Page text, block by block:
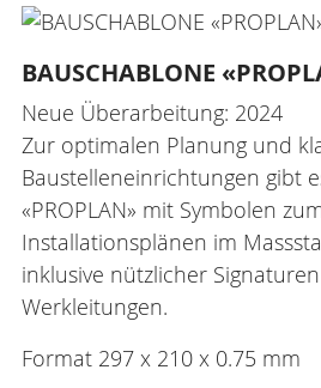
BAUSCHABLONE
Neue Überarbeitung: 2024
Zur optimalen Planung und
Baustelleneinrichtungen gibt
«PROPLAN» mit Symbolen
Installationsplänen im
inklusive nützlicher
Werkleitungen.
Format 297 x 210 x 0.75 mm